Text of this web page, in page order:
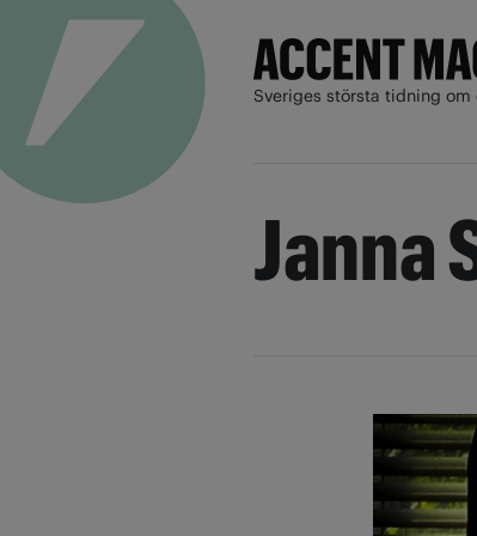
Sveriges största tidning
Janna